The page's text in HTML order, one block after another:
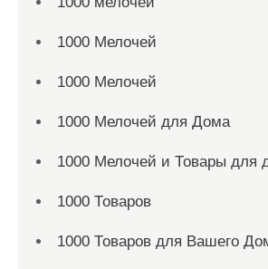
1000 Мелочей
1000 Мелочей
1000 Мелочей для Дома
1000 Мелочей и Товары для
1000 Товаров
1000 Товаров для Вашего